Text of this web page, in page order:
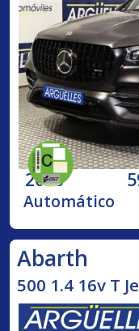
2020
Automático
Abarth
500 1.4 16v T